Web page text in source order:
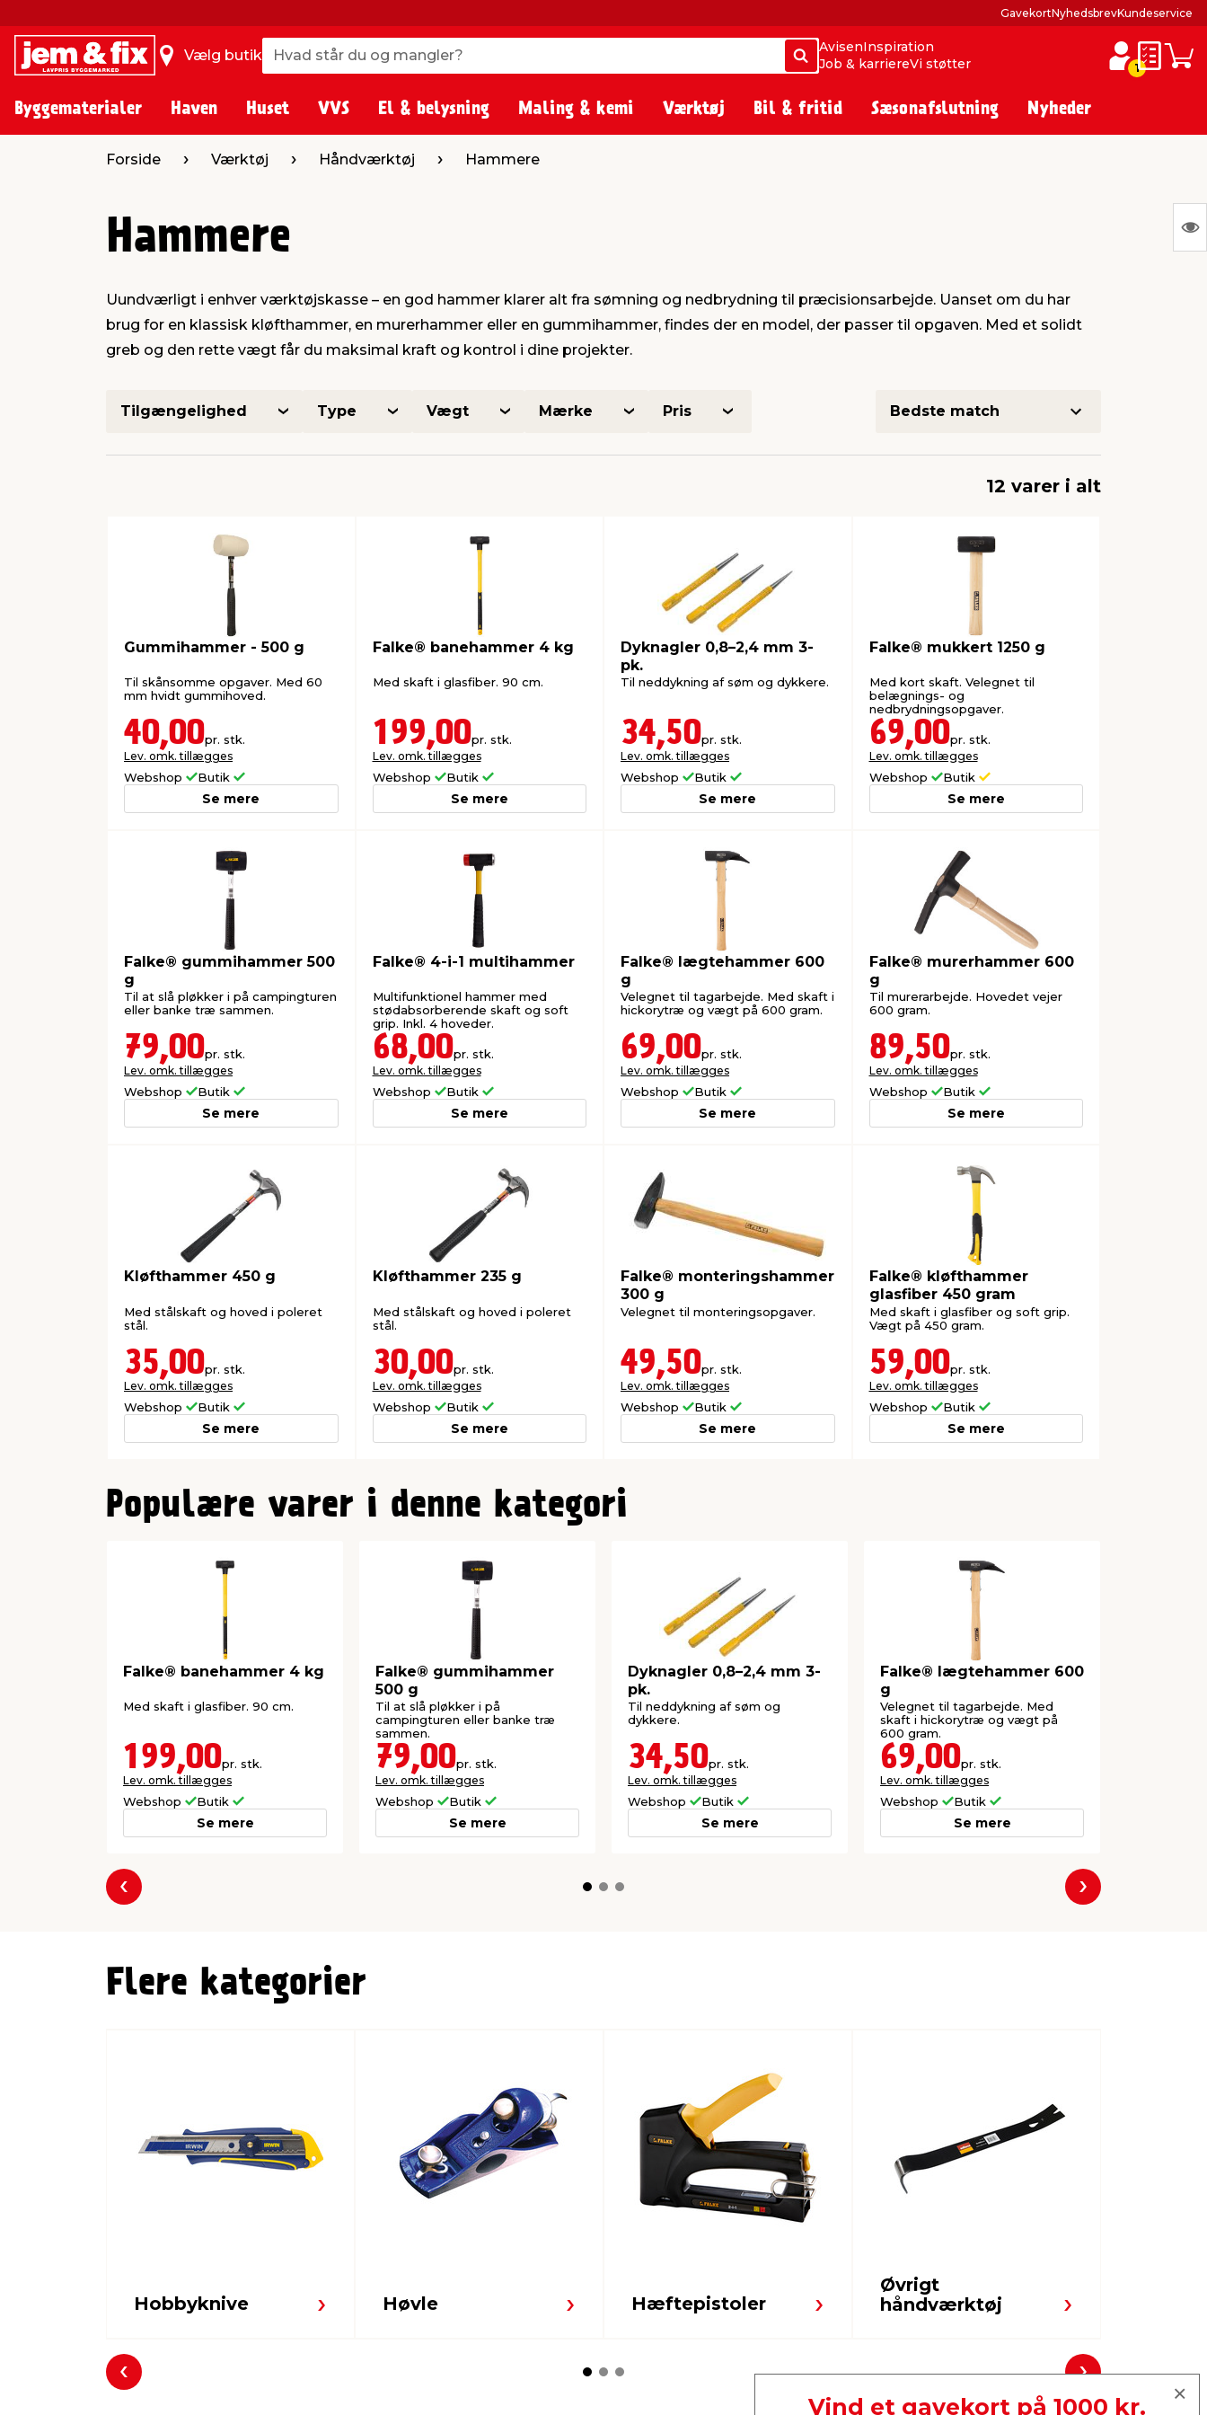
Vælg butik Hvad står du og mangler?
Søg
Hvad står du og mangler?
Søg
AvisenInspiration
Job & karriereVi støtter 1
GavekortNyhedsbrevKundeservice
Byggematerialer Haven Huset VVS El & belysning Maling & kemi Værktøj Bil & fritid Sæsonafslutning Nyheder
Forside Værktøj Håndværktøj Hammere
Hammere
Uundværligt i enhver værktøjskasse – en god hammer klarer alt fra sømning og nedbrydning til præcisionsarbejde. Uanset om du har
brug for en klassisk kløfthammer, en murerhammer eller en gummihammer, findes der en model, der passer til opgaven. Med et solidt
greb og den rette vægt får du maksimal kraft og kontrol i dine projekter.
Tilgængelighed Type Vægt Mærke Pris
12 varer i alt
Gummihammer - 500 g
Til skånsomme opgaver. Med 60
mm hvidt gummihoved.
40,00pr. stk.
Lev. omk. tillægges
Webshop Butik
Se mere
Falke® banehammer 4 kg
Med skaft i glasfiber. 90 cm.
199,00pr. stk.
Lev. omk. tillægges
Webshop Butik
Se mere
Dyknagler 0,8–2,4 mm 3-
pk.
Til neddykning af søm og dykkere.
34,50pr. stk.
Lev. omk. tillægges
Webshop Butik
Se mere
Falke® mukkert 1250 g
Med kort skaft. Velegnet til
belægnings- og
nedbrydningsopgaver.
69,00pr. stk.
Lev. omk. tillægges
Webshop Butik
Se mere
Falke® gummihammer 500
g
Til at slå pløkker i på campingturen
eller banke træ sammen.
79,00pr. stk.
Lev. omk. tillægges
Webshop Butik
Se mere
Falke® 4-i-1 multihammer
Multifunktionel hammer med
stødabsorberende skaft og soft
grip. Inkl. 4 hoveder.
68,00pr. stk.
Lev. omk. tillægges
Webshop Butik
Se mere
Falke® lægtehammer 600
g
Velegnet til tagarbejde. Med skaft i
hickorytræ og vægt på 600 gram.
69,00pr. stk.
Lev. omk. tillægges
Webshop Butik
Se mere
Falke® murerhammer 600
g
Til murerarbejde. Hovedet vejer
600 gram.
89,50pr. stk.
Lev. omk. tillægges
Webshop Butik
Se mere
Kløfthammer 450 g
Med stålskaft og hoved i poleret
stål.
35,00pr. stk.
Lev. omk. tillægges
Webshop Butik
Se mere
Kløfthammer 235 g
Med stålskaft og hoved i poleret
stål.
30,00pr. stk.
Lev. omk. tillægges
Webshop Butik
Se mere
Falke® monteringshammer
300 g
Velegnet til monteringsopgaver.
49,50pr. stk.
Lev. omk. tillægges
Webshop Butik
Se mere
Falke® kløfthammer
glasfiber 450 gram
Med skaft i glasfiber og soft grip.
Vægt på 450 gram.
59,00pr. stk.
Lev. omk. tillægges
Webshop Butik
Se mere
Populære varer i denne kategori
Falke® banehammer 4 kg
Med skaft i glasfiber. 90 cm.
199,00pr. stk.
Lev. omk. tillægges
Webshop Butik
Se mere
Falke® gummihammer
500 g
Til at slå pløkker i på
campingturen eller banke træ
sammen.
79,00pr. stk.
Lev. omk. tillægges
Webshop Butik
Se mere
Dyknagler 0,8–2,4 mm 3-
pk.
Til neddykning af søm og
dykkere.
34,50pr. stk.
Lev. omk. tillægges
Webshop Butik
Se mere
Falke® lægtehammer 600
g
Velegnet til tagarbejde. Med
skaft i hickorytræ og vægt på
600 gram.
69,00pr. stk.
Lev. omk. tillægges
Webshop Butik
Se mere
Forrige Næste
Flere kategorier
Hobbyknive Høvle Hæftepistoler
Øvrigt
håndværktøj
Forrige
Vind et gavekort på 1000 kr.